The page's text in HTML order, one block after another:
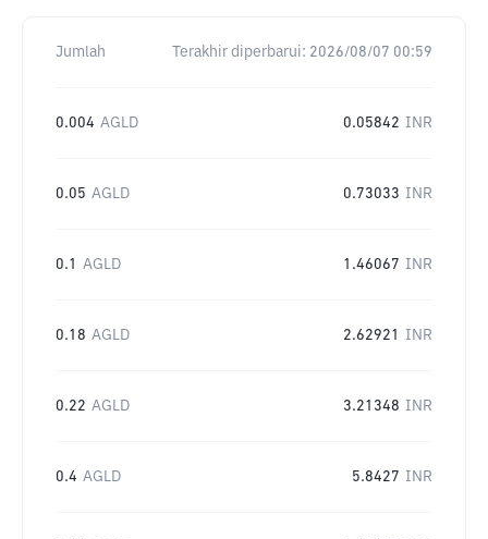
Jumlah Terakhir diperbarui: 2026/08/07 00:59
0.004 AGLD 0.05842 INR
0.05 AGLD 0.73033 INR
0.1 AGLD 1.46067 INR
0.18 AGLD 2.62921 INR
0.22 AGLD 3.21348 INR
0.4 AGLD 5.8427 INR